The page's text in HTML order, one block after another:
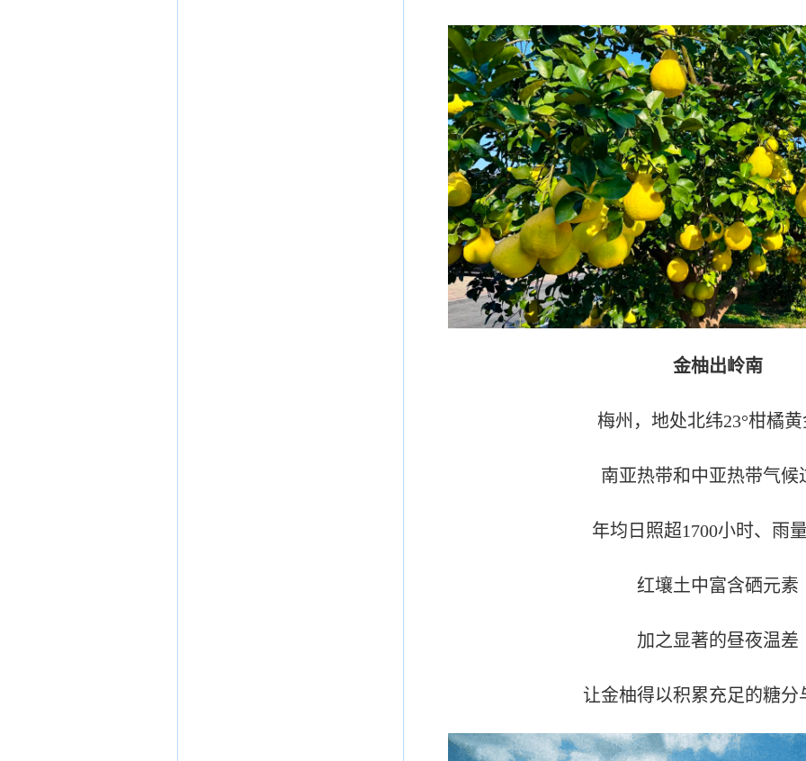
金柚出岭南
梅州，地处北纬23°柑橘
南亚热带和中亚热带气候
年均日照超1700小时、雨
红壤土中富含硒元素
加之显著的昼夜温差
让金柚得以积累充足的糖分